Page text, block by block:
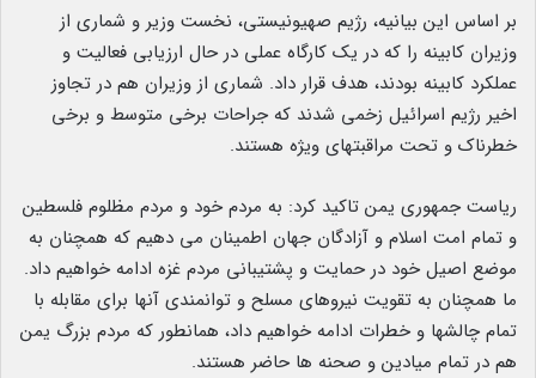
بر اساس این بیانیه، رژیم صهیونیستی، نخست وزیر و شماری از
وزیران کابینه را که در یک کارگاه عملی در حال ارزیابی فعالیت و
عملکرد کابینه بودند، هدف قرار داد. شماری از وزیران هم در تجاوز
اخیر رژیم اسرائیل زخمی شدند که جراحات برخی متوسط و برخی
خطرناک و تحت مراقبتهای ویژه هستند.
ریاست جمهوری یمن تاکید کرد: به مردم خود و مردم مظلوم فلسطین
و تمام امت اسلام و آزادگان جهان اطمینان می دهیم که همچنان به
موضع اصیل خود در حمایت و پشتیبانی مردم غزه ادامه خواهیم داد.
ما همچنان به تقویت نیروهای مسلح و توانمندی آنها برای مقابله با
تمام چالشها و خطرات ادامه خواهیم داد، همانطور که مردم بزرگ یمن
هم در تمام میادین و صحنه ها حاضر هستند.